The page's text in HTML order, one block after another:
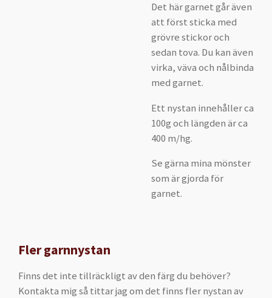
Det här garnet går även
att först sticka med
grövre stickor och
sedan tova. Du kan även
virka, väva och nålbinda
med garnet.
Ett nystan innehåller ca
100g och längden är ca
400 m/hg.
Se gärna mina mönster
som är gjorda för
garnet.
Fler garnnystan
Finns det inte tillräckligt av den färg du behöver?
Kontakta mig så tittar jag om det finns fler nystan av